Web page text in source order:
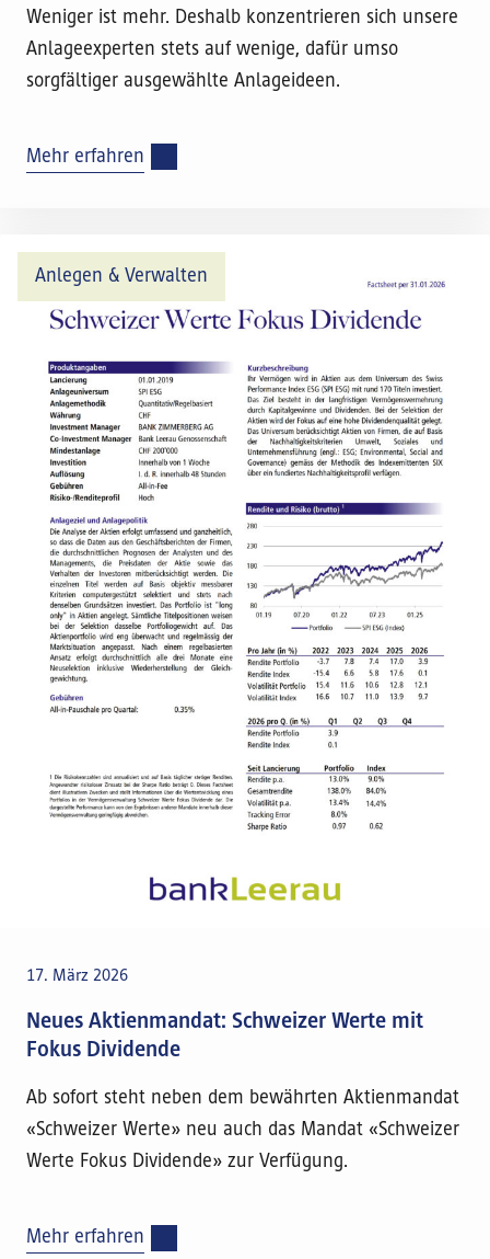
Weniger ist mehr. Deshalb konzentrieren sich unsere
Anlageexperten stets auf wenige, dafür umso
sorgfältiger ausgewählte Anlageideen.
Mehr erfahren
Anlegen & Verwalten
17. März 2026
Neues Aktienmandat: Schweizer Werte mit
Fokus Dividende
Ab sofort steht neben dem bewährten Aktienmandat
«Schweizer Werte» neu auch das Mandat «Schweizer
Werte Fokus Dividende» zur Verfügung.
Mehr erfahren